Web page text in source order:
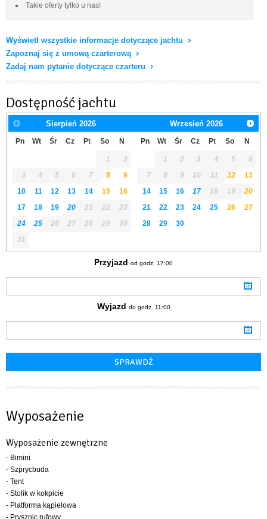
Takie oferty tylko u nas!
Wyświetl wszystkie informacje dotyczące jachtu
Zapoznaj się z umową czarterową
Zadaj nam pytanie dotyczące czarteru
Dostępność jachtu
Sierpień 2026
Pn Wt Śr Cz Pt So N
1
2
3
4 5 6 7 8
9
10
11 12 13 14 15
16
17
18 19 20 21 22
23
24
25 26 27 28 29
30
31
Wrzesień 2026
Pn Wt Śr Cz Pt So N
1 2 3 4 5
6
7
8 9 10 11 12
13
14
15 16 17 18 19
20
21
22 23 24 25 26
27
28
29 30
Przyjazd od godz. 17:00
Wyjazd do godz. 11:00
Wyposażenie
Wyposażenie zewnętrzne
- Bimini
- Szprycbuda
- Tent
- Stolik w kokpicie
- Platforma kąpielowa
- Prysznic rufowy